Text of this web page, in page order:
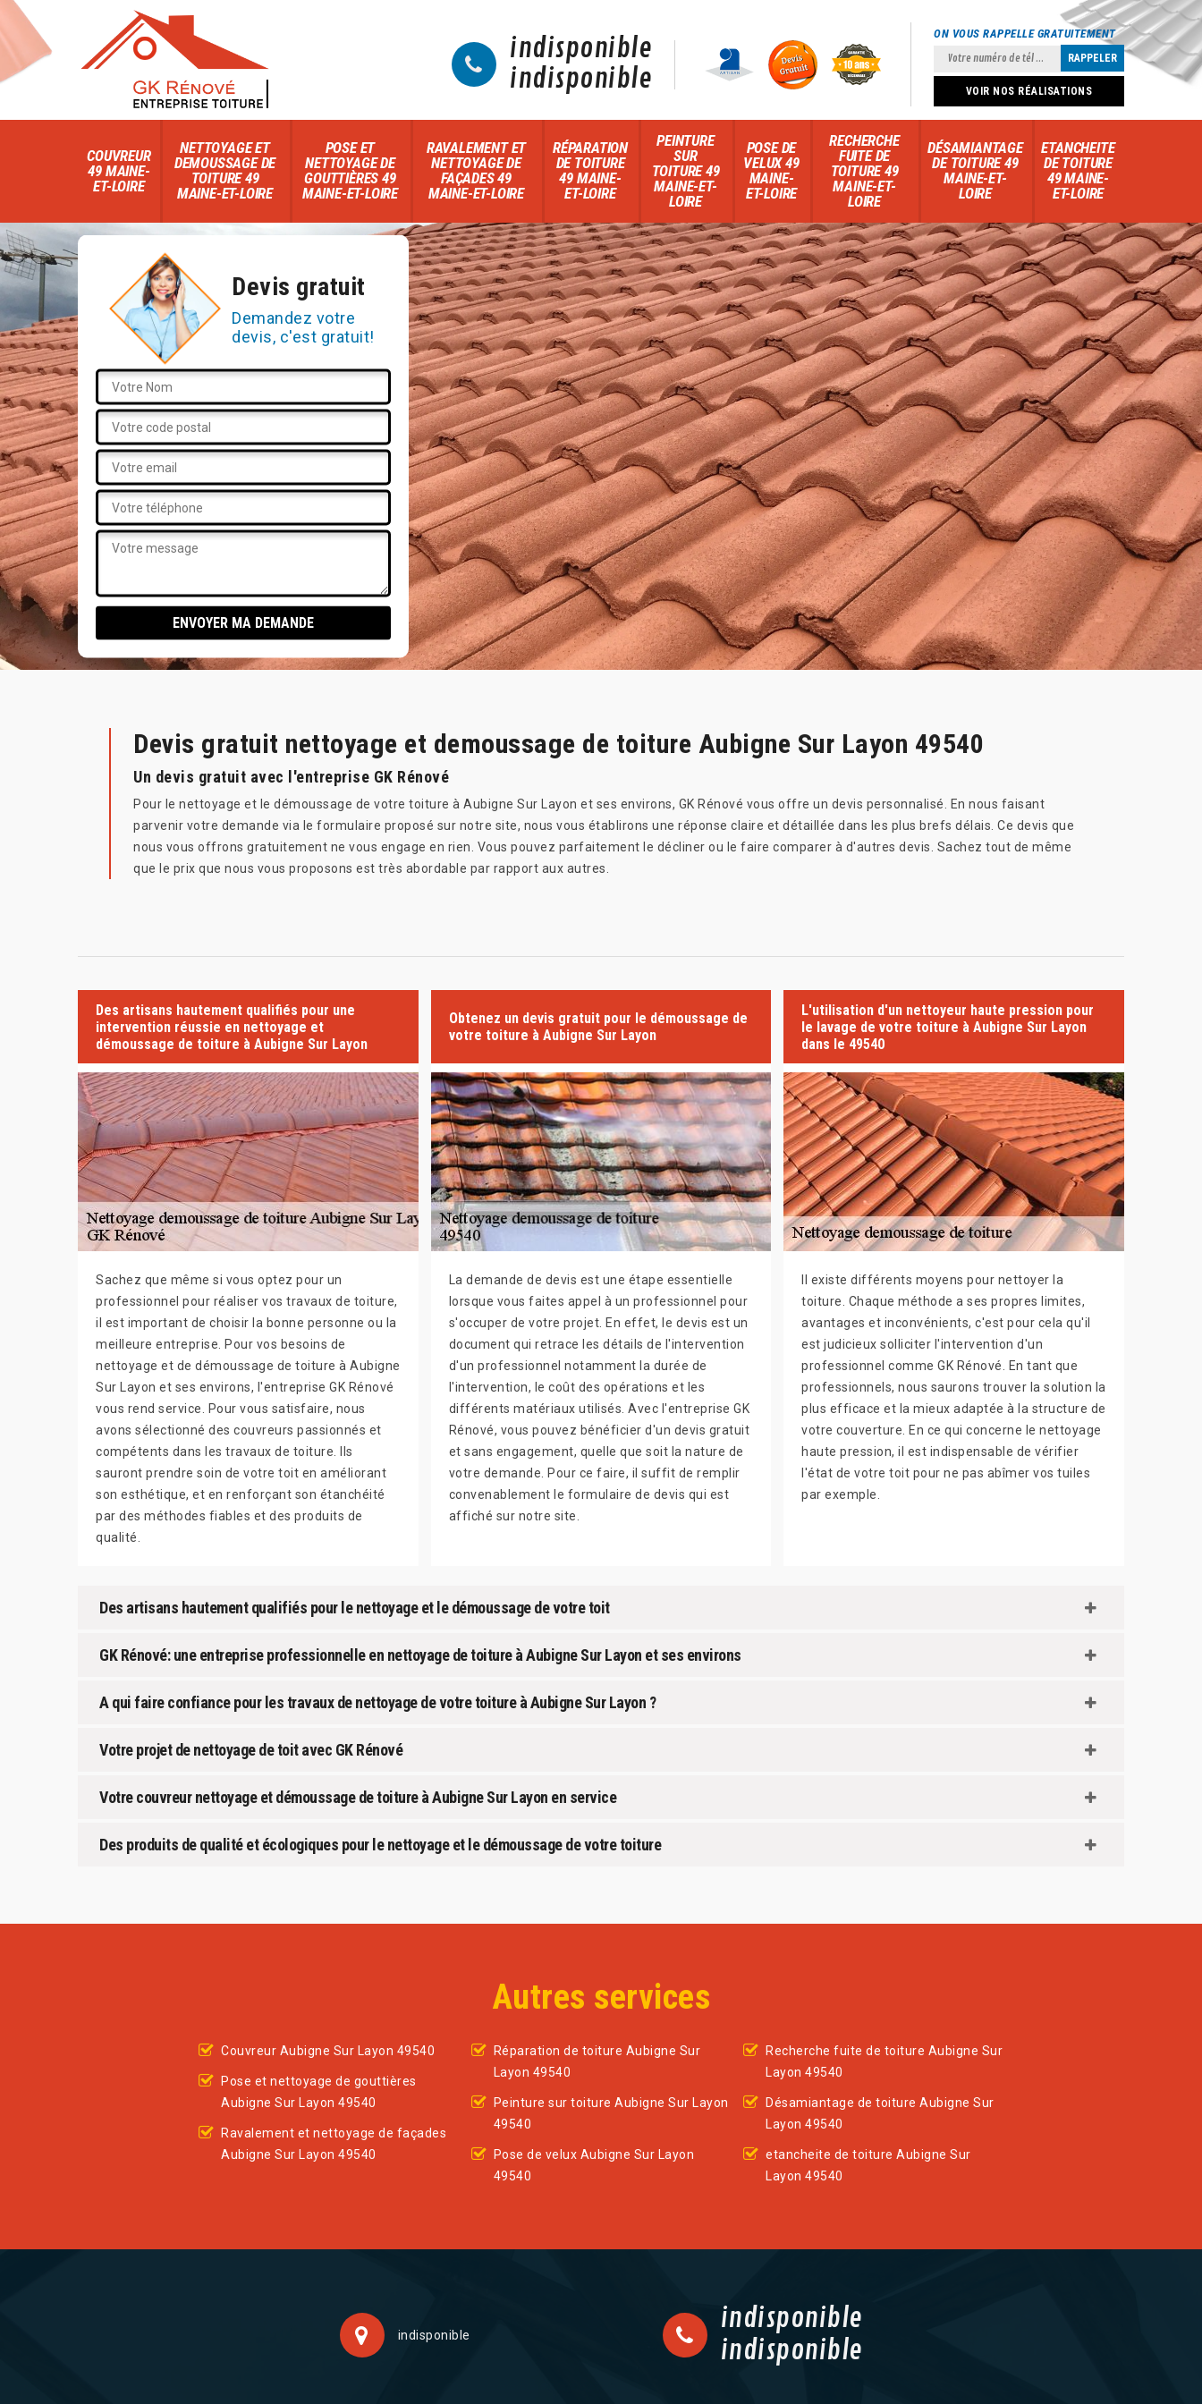
indisponible
indisponible
ON VOUS RAPPELLE GRATUITEMENT
VOIR NOS RÉALISATIONS
COUVREUR
49 MAINE-
ET-LOIRE
NETTOYAGE ET
DEMOUSSAGE DE
TOITURE 49
MAINE-ET-LOIRE
POSE ET
NETTOYAGE DE
GOUTTIÈRES 49
MAINE-ET-LOIRE
RAVALEMENT ET
NETTOYAGE DE
FAÇADES 49
MAINE-ET-LOIRE
RÉPARATION
DE TOITURE
49 MAINE-
ET-LOIRE
PEINTURE
SUR
TOITURE 49
MAINE-ET-
LOIRE
POSE DE
VELUX 49
MAINE-
ET-LOIRE
RECHERCHE
FUITE DE
TOITURE 49
MAINE-ET-
LOIRE
DÉSAMIANTAGE
DE TOITURE 49
MAINE-ET-
LOIRE
ETANCHEITE
DE TOITURE
49 MAINE-
ET-LOIRE
Devis gratuit
Demandez votre
devis, c'est gratuit!
Devis gratuit nettoyage et demoussage de toiture Aubigne Sur Layon 49540
Un devis gratuit avec l'entreprise GK Rénové
Pour le nettoyage et le démoussage de votre toiture à Aubigne Sur Layon et ses environs, GK Rénové vous offre un devis personnalisé. En nous faisant
parvenir votre demande via le formulaire proposé sur notre site, nous vous établirons une réponse claire et détaillée dans les plus brefs délais. Ce devis que
nous vous offrons gratuitement ne vous engage en rien. Vous pouvez parfaitement le décliner ou le faire comparer à d'autres devis. Sachez tout de même
que le prix que nous vous proposons est très abordable par rapport aux autres.
Des artisans hautement qualifiés pour une
intervention réussie en nettoyage et
démoussage de toiture à Aubigne Sur Layon
Sachez que même si vous optez pour un
professionnel pour réaliser vos travaux de toiture,
il est important de choisir la bonne personne ou la
meilleure entreprise. Pour vos besoins de
nettoyage et de démoussage de toiture à Aubigne
Sur Layon et ses environs, l'entreprise GK Rénové
vous rend service. Pour vous satisfaire, nous
avons sélectionné des couvreurs passionnés et
compétents dans les travaux de toiture. Ils
sauront prendre soin de votre toit en améliorant
son esthétique, et en renforçant son étanchéité
par des méthodes fiables et des produits de
qualité.
Obtenez un devis gratuit pour le démoussage de
votre toiture à Aubigne Sur Layon
La demande de devis est une étape essentielle
lorsque vous faites appel à un professionnel pour
s'occuper de votre projet. En effet, le devis est un
document qui retrace les détails de l'intervention
d'un professionnel notamment la durée de
l'intervention, le coût des opérations et les
différents matériaux utilisés. Avec l'entreprise GK
Rénové, vous pouvez bénéficier d'un devis gratuit
et sans engagement, quelle que soit la nature de
votre demande. Pour ce faire, il suffit de remplir
convenablement le formulaire de devis qui est
affiché sur notre site.
L'utilisation d'un nettoyeur haute pression pour
le lavage de votre toiture à Aubigne Sur Layon
dans le 49540
Il existe différents moyens pour nettoyer la
toiture. Chaque méthode a ses propres limites,
avantages et inconvénients, c'est pour cela qu'il
est judicieux solliciter l'intervention d'un
professionnel comme GK Rénové. En tant que
professionnels, nous saurons trouver la solution la
plus efficace et la mieux adaptée à la structure de
votre couverture. En ce qui concerne le nettoyage
haute pression, il est indispensable de vérifier
l'état de votre toit pour ne pas abîmer vos tuiles
par exemple.
Des artisans hautement qualifiés pour le nettoyage et le démoussage de votre toit
GK Rénové: une entreprise professionnelle en nettoyage de toiture à Aubigne Sur Layon et ses environs
A qui faire confiance pour les travaux de nettoyage de votre toiture à Aubigne Sur Layon ?
Votre projet de nettoyage de toit avec GK Rénové
Votre couvreur nettoyage et démoussage de toiture à Aubigne Sur Layon en service
Des produits de qualité et écologiques pour le nettoyage et le démoussage de votre toiture
Autres services
Couvreur Aubigne Sur Layon 49540
Pose et nettoyage de gouttières
Aubigne Sur Layon 49540
Ravalement et nettoyage de façades
Aubigne Sur Layon 49540
Réparation de toiture Aubigne Sur
Layon 49540
Peinture sur toiture Aubigne Sur Layon
49540
Pose de velux Aubigne Sur Layon
49540
Recherche fuite de toiture Aubigne Sur
Layon 49540
Désamiantage de toiture Aubigne Sur
Layon 49540
etancheite de toiture Aubigne Sur
Layon 49540
indisponible
indisponible
indisponible